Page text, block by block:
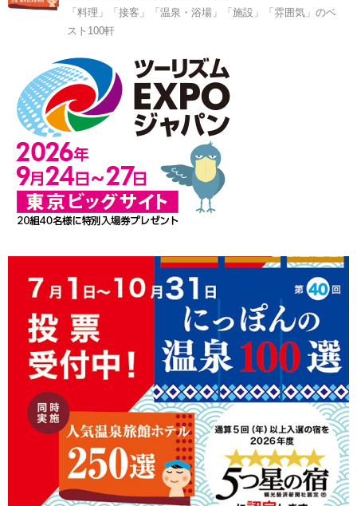
「料理」「接客」「温泉・浴場」「施設」「雰囲気」のベ
スト100軒